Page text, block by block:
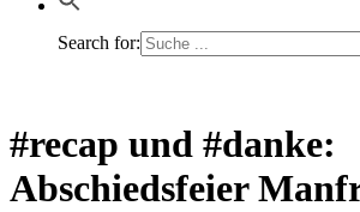
Search for:
#recap und #danke:
Abschiedsfeier